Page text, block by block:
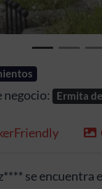
negocio: Ermita
se encuentra